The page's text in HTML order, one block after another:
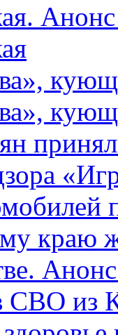
краю
СВО из